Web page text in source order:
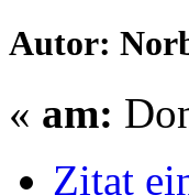
Autor:
« am:
Zitat